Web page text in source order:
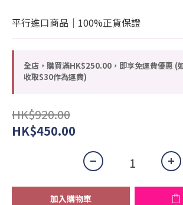
平行進口商品｜100%正貨保證
全店，購買滿HK$250.00，即享免運費優惠 (
收取$30作為運費)
HK$920.00
HK$450.00
加入購物車